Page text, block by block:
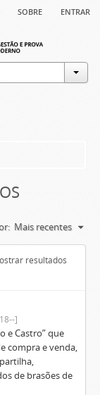
sobre entrar
Mais recentes
resultados
]
e Castro” que
compra e venda,
de brasões de